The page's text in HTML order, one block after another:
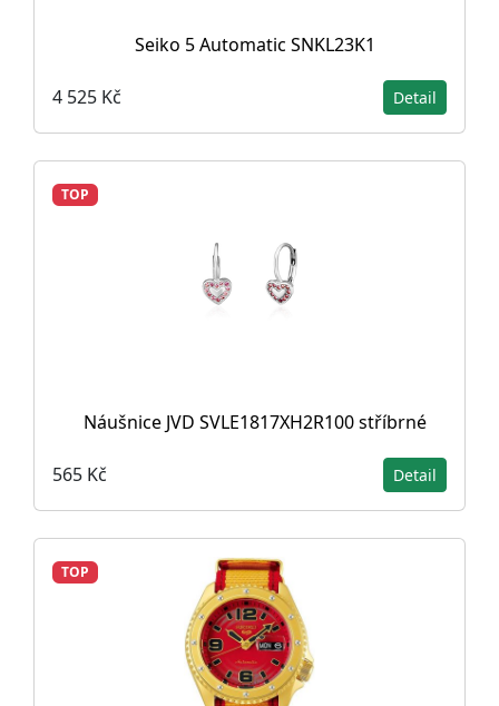
Seiko 5 Automatic SNKL23K1
4 525 Kč Detail
TOP
Náušnice JVD SVLE1817XH2R100 stříbrné
565 Kč Detail
TOP